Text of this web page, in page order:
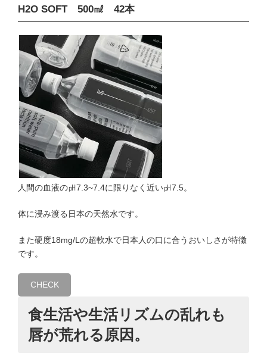
H2O SOFT 500㎖ 42本
人間の血液の㏗7.3~7.4に限りなく近い㏗7.5。
体に浸み渡る日本の天然水です。
また硬度18mg/Lの超軟水で日本人の口に合うおいしさが特徴
です。
CHECK
食生活や生活リズムの乱れも
唇が荒れる原因。